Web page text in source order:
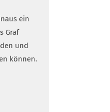
ein
Graf
und
können.